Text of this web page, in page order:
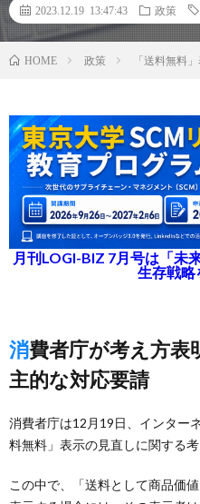
2023.12.19 13:47:43 政策
HOME 政策 「送料無料
月刊LOGI-BIZ 7月号は「未
生存戦略
消費者庁が考え方表明、通販事業者らの自
主的な対応要請
消費者庁は12月19日、インター
料無料」表示の見直しに関する考
この中で、「送料として商品価